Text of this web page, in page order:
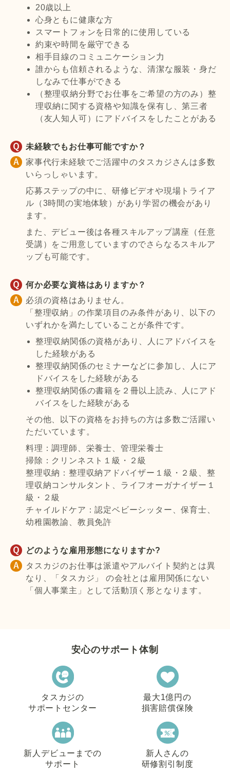
20歳以上
心身ともに健康な方
スマートフォンを日常的に使用している
約束や時間を厳守できる
相手目線のコミュニケーション力
誰からも信頼されるような、清潔な服装・身だ
しなみで仕事ができる
（整理収納分野でお仕事をご希望の方のみ）整
理収納に関する資格や知識を保有し、第三者
（友人知人可）にアドバイスをしたことがある
未経験でもお仕事可能ですか？
家事代行未経験でご活躍中のタスカジさんは多数
いらっしゃいます。
応募ステップの中に、研修ビデオや現場トライア
ル（3時間の実地体験）があり学習の機会があり
ます。
また、デビュー後は各種スキルアップ講座（任意
受講）をご用意していますのでさらなるスキルア
ップも可能です。
何か必要な資格はありますか？
必須の資格はありません。
「整理収納」の作業項目のみ条件があり、以下の
いずれかを満たしていることが条件です。
整理収納関係の資格があり、人にアドバイスを
した経験がある
整理収納関係のセミナーなどに参加し、人にア
ドバイスをした経験がある
整理収納関係の書籍を２冊以上読み、人にアド
バイスをした経験がある
その他、以下の資格をお持ちの方は多数ご活躍い
ただいています。
料理：調理師、栄養士、管理栄養士
掃除：クリンネスト１級・２級
整理収納：整理収納アドバイザー１級・２級、整
理収納コンサルタント、ライフオーガナイザー１
級・２級
チャイルドケア：認定ベビーシッター、保育士、
幼稚園教諭、教員免許
どのような雇用形態になりますか?
タスカジのお仕事は派遣やアルバイト契約とは異
なり、「タスカジ」 の会社とは雇用関係にない
「個人事業主」として活動頂く形となります。
安心のサポート体制
タスカジの
サポートセンター
最大1億円の
損害賠償保険
新人デビューまでの
サポート
新人さんの
研修割引制度